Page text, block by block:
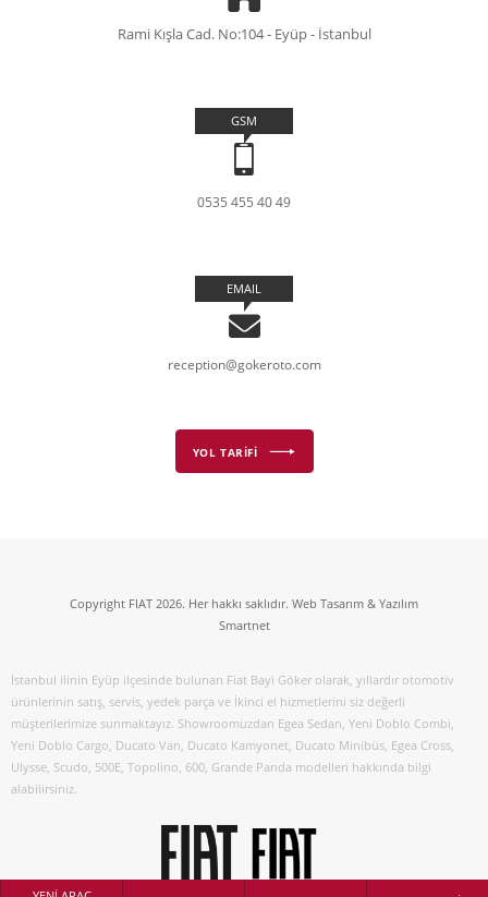
Rami Kışla Cad. No:104 - Eyüp - İstanbul
GSM
0535 455 40 49
EMAIL
reception@gokeroto.com
YOL TARİFİ
Copyright FIAT 2026. Her hakkı saklıdır. Web Tasarım & Yazılım
Smartnet
İstanbul ilinin Eyüp ilçesinde bulunan Fiat Bayi Göker olarak, yıllardır otomotiv
ürünlerinin satış, servis, yedek parça ve İkinci el hizmetlerini siz değerli
müşterilerimize sunmaktayız. Showroomuzdan Egea Sedan, Yeni Doblo Combi,
Yeni Doblo Cargo, Ducato Van, Ducato Kamyonet, Ducato Minibüs, Egea Cross,
Ulysse, Scudo, 500E, Topolino, 600, Grande Panda modelleri hakkında bilgi
alabilirsiniz.